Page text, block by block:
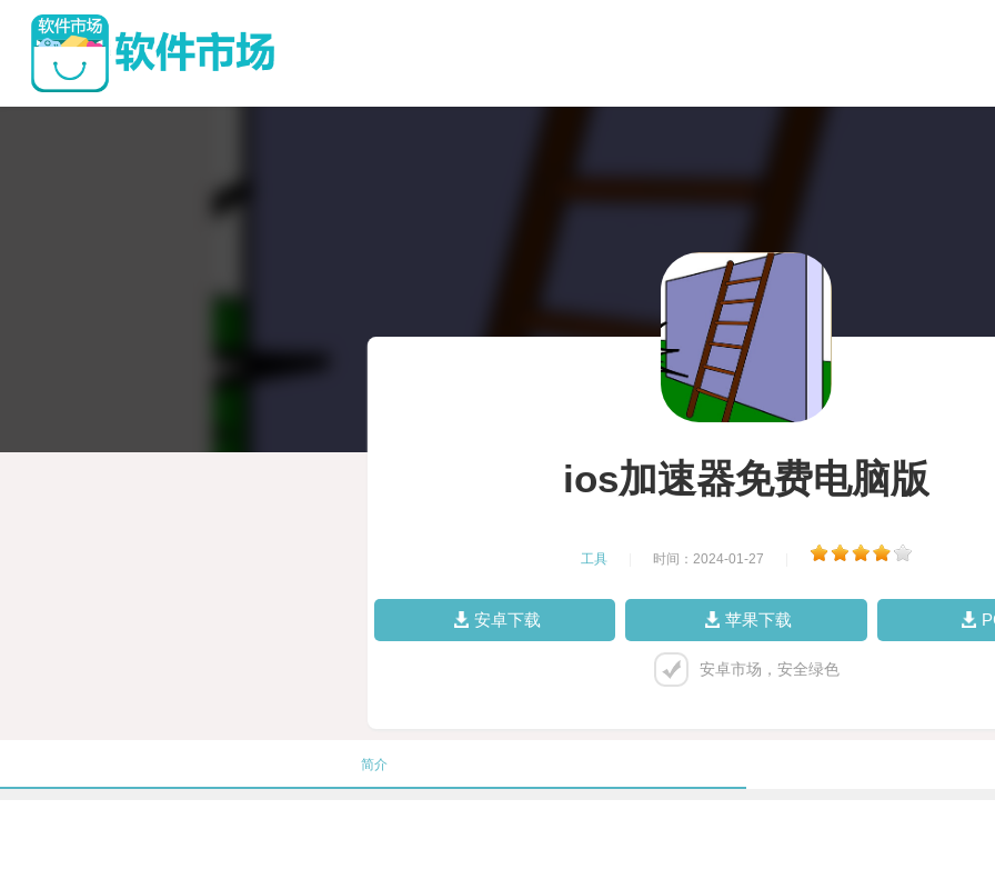
ios加速器免费电脑版
工具 时间：2024-01-27
安卓下载 苹果下载
安卓市场，安全绿色
简介